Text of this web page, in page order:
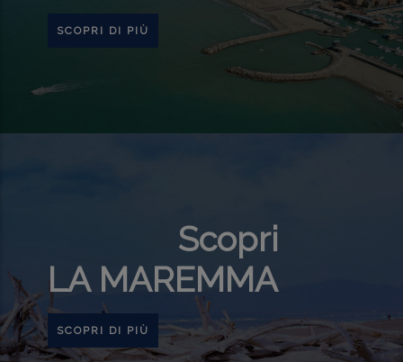
SCOPRI DI PIÙ
Scopri
LA MAREMMA
SCOPRI DI PIÙ